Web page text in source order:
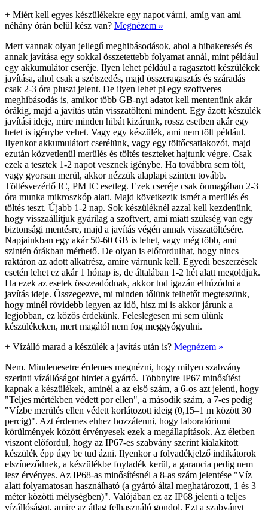
+ Miért kell egyes készülékekre egy napot várni, amíg van ami
néhány órán belül kész van? Megnézem »
Mert vannak olyan jellegű meghibásodások, ahol a hibakeresés és
annak javítása egy sokkal összetettebb folyamat annál, mint például
egy akkumulátor cseréje. Ilyen lehet például a ragasztott készülékek
javítása, ahol csak a szétszedés, majd összeragasztás és száradás
csak 2-3 óra pluszt jelent. De ilyen lehet pl egy szoftveres
meghibásodás is, amikor több GB-nyi adatot kell mentenünk akár
órákig, majd a javítás után visszatölteni mindent. Egy ázott készülék
javítási ideje, mire minden hibát kizárunk, rossz esetben akár egy
hetet is igénybe vehet. Vagy egy készülék, ami nem tölt például.
Ilyenkor akkumulátort cserélünk, vagy egy töltőcsatlakozót, majd
ezután közvetlenül merülés és töltés teszteket hajtunk végre. Csak
ezek a tesztek 1-2 napot vesznek igénybe. Ha továbbra sem tölt,
vagy gyorsan merül, akkor nézzük alaplapi szinten tovább.
Töltésvezérlő IC, PM IC esetleg. Ezek cseréje csak önmagában 2-3
óra munka mikroszkóp alatt. Majd következik ismét a merülés és
töltés teszt. Újabb 1-2 nap. Sok készüléknél azzal kell kezdenünk,
hogy visszaállítjuk gyárilag a szoftvert, ami miatt szükség van egy
biztonsági mentésre, majd a javítás végén annak visszatöltésére.
Napjainkban egy akár 50-60 GB is lehet, vagy még több, ami
szintén órákban mérhető. De olyan is előfordulhat, hogy nincs
raktáron az adott alkatrész, amire várnunk kell. Egyedi beszerzések
esetén lehet ez akár 1 hónap is, de általában 1-2 hét alatt megoldjuk.
Ha ezek az esetek összeadódnak, akkor tud igazán elhúzódni a
javítás ideje. Összegezve, mi minden tőlünk telhetőt megteszünk,
hogy minél rövidebb legyen az idő, hisz mi is akkor járunk a
legjobban, ez közös érdekünk. Feleslegesen mi sem ülünk
készülékeken, mert magától nem fog meggyógyulni.
+ Vízálló marad a készülék a javítás után is? Megnézem »
Nem. Mindenesetre érdemes megnézni, hogy milyen szabvány
szerinti vízállóságot hirdet a gyártó. Többnyire IP67 minősítést
kapnak a készülékek, aminél a az első szám, a 6-os azt jelenti, hogy
"Teljes mértékben védett por ellen", a második szám, a 7-es pedig
"Vízbe merülés ellen védett korlátozott ideig (0,15–1 m között 30
percig)". Azt érdemes ehhez hozzátenni, hogy laboratóriumi
körülmények között érvényesek ezek a megállapítások. Az életben
viszont előfordul, hogy az IP67-es szabvány szerint kialakított
készülék épp úgy be tud ázni. Ilyenkor a folyadékjelző indikátorok
elszíneződnek, a készülékbe foyladék kerül, a garancia pedig nem
lesz érvényes. Az IP68-as minősítésnél a 8-as szám jelentése "Víz
alatt folyamatosan használható (a gyártó által meghatározott, 1 és 3
méter közötti mélységben)". Valójában ez az IP68 jelenti a teljes
vízállóságot, amire az átlag felhasználó gondol. Ezt a szabványt